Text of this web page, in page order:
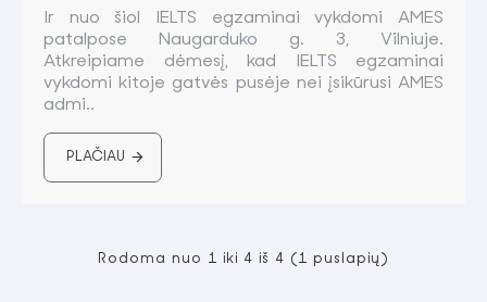
Ir nuo šiol IELTS egzaminai vykdomi AMES
patalpose Naugarduko g. 3, Vilniuje.
Atkreipiame dėmesį, kad IELTS egzaminai
vykdomi kitoje gatvės pusėje nei įsikūrusi AMES
admi..
PLAČIAU
Rodoma nuo 1 iki 4 iš 4 (1 puslapių)